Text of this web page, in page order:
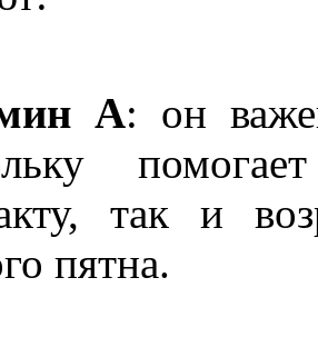
А: он
так и
пятна.